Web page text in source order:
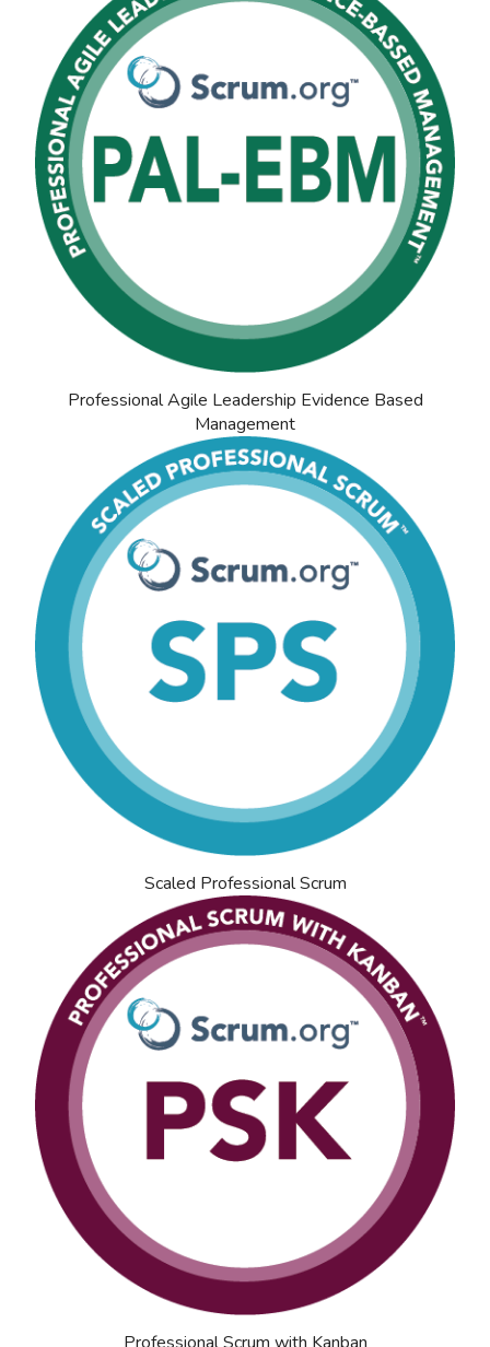
Professional Agile Leadership Evidence Based
Management
Scaled Professional Scrum
Professional Scrum with Kanban